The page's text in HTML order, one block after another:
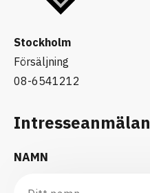
Intresseanmälan
NAMN
Stockholm
Försäljning
08-6541212